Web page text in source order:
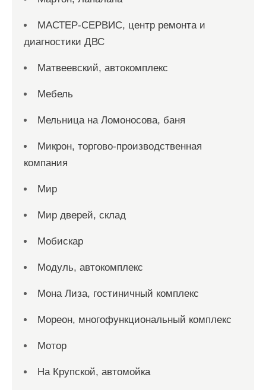
МАСТЕР-СЕРВИС, центр ремонта и
диагностики ДВС
Матвеевский, автокомплекс
Мебель
Мельница на Ломоносова, баня
Микрон, торгово-производственная
компания
Мир
Мир дверей, склад
Мобискар
Модуль, автокомплекс
Мона Лиза, гостиничный комплекс
Мореон, многофункциональный комплекс
Мотор
На Крупской, автомойка